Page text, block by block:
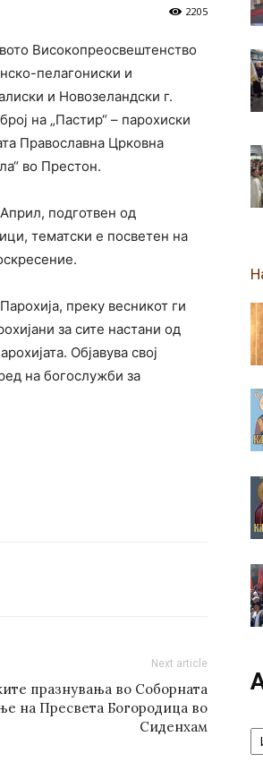
Епархија
2205
Високопреосвештенство
пелагониски и
и Новозеландски г.
на „Пастир“ – парохиски
Православна Црковна
во Престон.
подготвен од
тематски е посветен на
преку весникот ги
за сите настани од
Објавува свој
на богослужби за
Next article
празнувања во Соборната
на Пресвета Богородица во
Сиденхам